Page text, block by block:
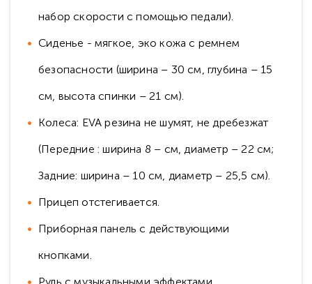
набор скорости с помощью педали).
Сиденье - мягкое, эко кожа с ремнем
безопасности (ширина – 30 см, глубина – 15
см, высота спинки – 21 см).
Колеса: EVA резина не шумят, не дребезжат
(Передние : ширина 8 – см, диаметр – 22 см;
Задние: ширина – 10 см, диаметр – 25,5 см).
Прицеп отстегивается.
Приборная панель с действующими
кнопками.